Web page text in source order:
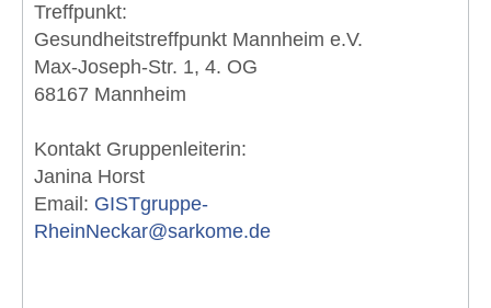
Treffpunkt:
Gesundheitstreffpunkt Mannheim e.V.
Max-Joseph-Str. 1, 4. OG
68167 Mannheim
Kontakt Gruppenleiterin:
Janina Horst
Email: GISTgruppe-
RheinNeckar@sarkome.de